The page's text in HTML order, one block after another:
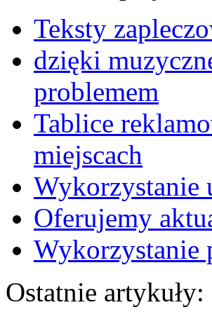
Teksty
dzięki
problemem
Tablice
miejscach
Wykorzystanie
Oferujemy
Wykorzystanie
Ostatnie artykuły: